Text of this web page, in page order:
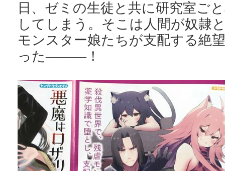
日、ゼミの生徒と共に研究室ご
してしまう。そこは人間が奴隷
モンスター娘たちが支配する絶
った―――！